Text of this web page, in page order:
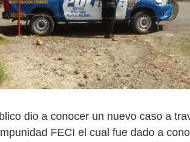
dio a conocer un nuevo caso a
FECI el cual fue dado a